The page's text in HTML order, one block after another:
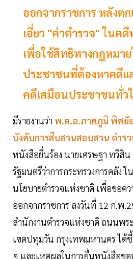
ออกจากราชการ หลังต
เอี่ยว "ค่าตำรวจ" ในค
เพื่อใช้สิทธิทางกฎหมา
ประชาชนที่ต้องหาคดีแ
คดีเสมือนประชาชนทั่ว
มีรายงานว่า พ.ต.อ.ภาคภูมิ พิศมัย
บังคับการสืบสวนสอบสวน ตำร
หนังสือยื่นร้อง นายเศรษฐา ทวีสิ
รัฐมนตรีว่าการกระทรวงการคลัง
นโยบายตำรวจแห่งชาติ เพื่อขอค
ออกจากราชการ ลงวันที่ 12 ก.พ
สํานักงานตํารวจแห่งชาติ ถนนพร
เขตปทุมวัน กรุงเทพมหานคร ได้ชี้
ๆ และเหตุผลในการยื่นหนังสือขอ